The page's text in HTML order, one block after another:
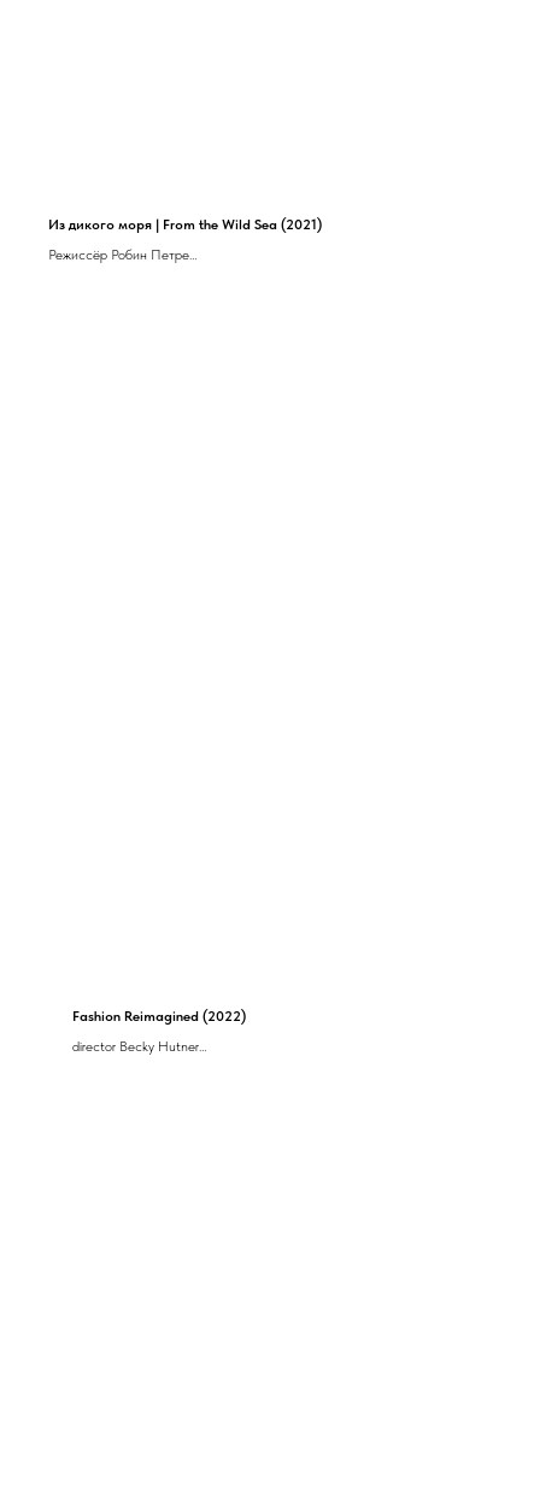
Из дикого моря | From the Wild Sea (2021)
Режиссёр Робин Петре
Fashion Reimagined (2022)
director Becky Hutner